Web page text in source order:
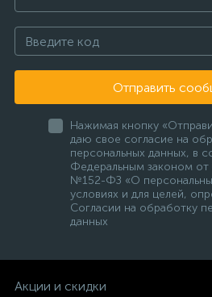
Отправить
Нажимая кнопку
даю свое согласие на
персональных данных, в
Федеральным законом от
№152-ФЗ «О
условиях и для целей,
Согласии на обработку
данных
Акции и скидки